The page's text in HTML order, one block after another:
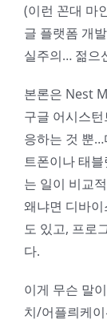
(이런 꼰대 마
글 플랫폼 개
실주의… 젊으
본론은 Nest
구글 어시스
응하는 것 뿐
트폰이나 태
는 일이 비교
왜냐면 디바
도 있고, 프로
다.
이게 무슨 말
치/어플릐케